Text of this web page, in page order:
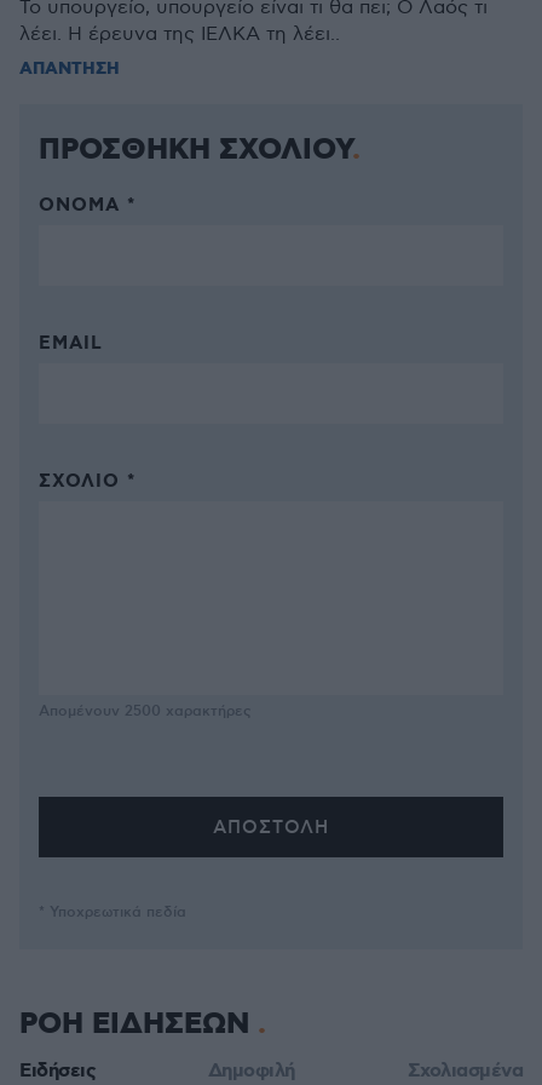
Το υπουργείο, υπουργείο είναι τι θα πει; Ο Λαός τι
λέει. Η έρευνα της ΙΕΛΚΑ τη λέει..
ΑΠΑΝΤΗΣΗ
ΠΡΟΣΘΗΚΗ ΣΧΟΛΙΟΥ
ΌΝΟΜΑ *
EMAIL
ΣΧΌΛΙΟ *
Απομένουν 2500 χαρακτήρες
* Υποχρεωτικά πεδία
ΡΟΗ ΕΙΔΗΣΕΩΝ
Ειδήσεις Δημοφιλή Σχολιασμένα